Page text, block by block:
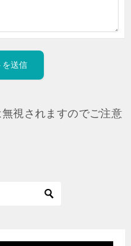
視されますのでご注意